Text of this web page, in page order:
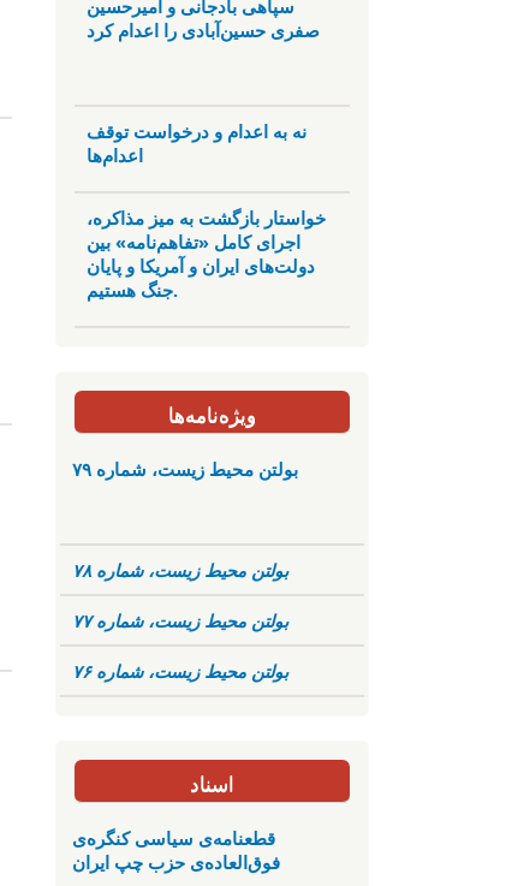
سپاهی بادجانی و امیرحسین
صفری حسین‌آبادی را اعدام کرد
نه به اعدام و درخواست توقف
اعدام‌ها
خواستار بازگشت به میز مذاکره،
اجرای کامل «تفاهم‌نامه» بین
دولت‌های ایران و آمریکا و پایان
جنگ هستیم.
ویژه‌نامه‌ها
بولتن محیط زیست، شماره ۷۹
بولتن محیط زیست، شماره ۷۸
بولتن محیط زیست، شماره ۷۷
بولتن محیط زیست، شماره ۷۶
اسناد
قطعنامه‌ی سیاسی کنگره‌ی
فوق‌العاده‌ی حزب چپ ایران